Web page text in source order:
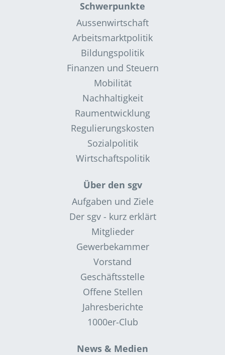
Schwerpunkte
Aussenwirtschaft
Arbeitsmarktpolitik
Bildungspolitik
Finanzen und Steuern
Mobilität
Nachhaltigkeit
Raumentwicklung
Regulierungskosten
Sozialpolitik
Wirtschaftspolitik
Über den sgv
Aufgaben und Ziele
Der sgv - kurz erklärt
Mitglieder
Gewerbekammer
Vorstand
Geschäftsstelle
Offene Stellen
Jahresberichte
1000er-Club
News & Medien